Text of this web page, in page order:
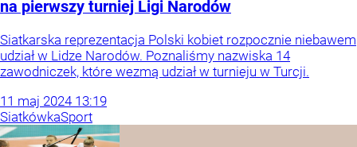
na pierwszy turniej Ligi Narodów
Siatkarska reprezentacja Polski kobiet rozpocznie niebawem
udział w Lidze Narodów. Poznaliśmy nazwiska 14
zawodniczek, które wezmą udział w turnieju w Turcji.
11 maj 2024 13:19
SiatkówkaSport